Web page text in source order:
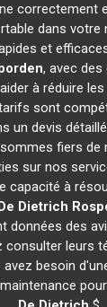
correctement
dans
et
, avec
à réduire
sont
un devis
fiers de
sur nos
capacité à
Dietrich
données des
consulter leurs
avez besoin